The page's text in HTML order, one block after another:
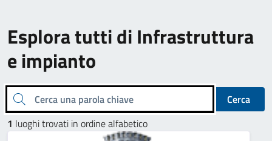
Esplora tutti di Infrastruttura
e impianto
Cerca una parola chiave
Cerca
1 luoghi trovati in ordine alfabetico